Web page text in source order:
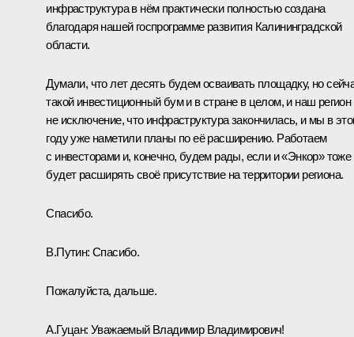
инфраструктура в нём практически полностью создана
благодаря нашей госпрограмме развития Калининградской
области.
Думали, что лет десять будем осваивать площадку, но
такой инвестиционный бум и в стране в целом, и наш регион
не исключение, что инфраструктура закончилась, и мы в
году уже наметили планы по её расширению. Работаем
с инвесторами и, конечно, будем рады, если и «Энкор» тоже
будет расширять своё присутствие на территории региона.
Спасибо.
В.Путин: Спасибо.
Пожалуйста, дальше.
А.Гуцан:Уважаемый Владимир Владимирович!